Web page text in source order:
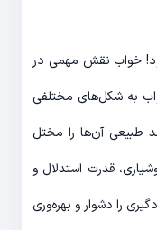
خواب نقش مهمی در
به شکل‌های مختلفی
طبیعی آن‌ها را مختل
قدرت استدلال و
را دشوار و بهره‌وری